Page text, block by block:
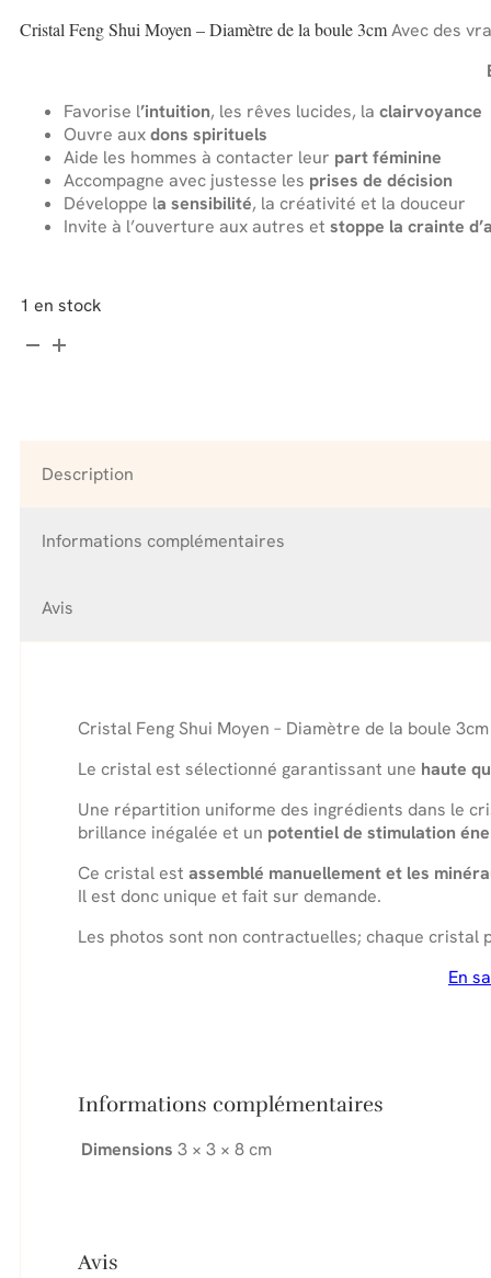
Cristal Feng Shui Moyen – Diamètre de la boule 3cmAvec des
Favorise l’intuition, les rêves lucides, la clairvoyance
Ouvre auxdons spirituels
Aide les hommes à contacter leur part féminine
Accompagne avec justesse les prises de décision
Développe la sensibilité, la créativité et la douceur
Invite à l’ouverture aux autres et stoppe la crainte
1 en stock
quantité
Description
Informations complémentaires
Avis
Cristal Feng Shui Moyen – Diamètre de la boule 3cm
Le cristal est sélectionné garantissant une haute
Une répartition uniforme des ingrédients dans le
brillance inégalée et un potentiel de stimulation
Ce cristal est assemblé manuellement et les
Il est donc unique et fait sur demande.
Les photos sont non contractuelles; chaque
En
Informations complémentaires
Dimensions 3 × 3 × 8 cm
Avis